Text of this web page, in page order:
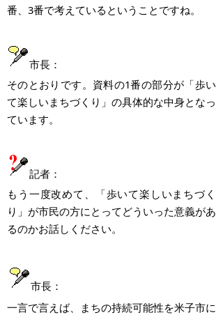
番、3番で考えているということですね。
市長：
そのとおりです。資料の1番の部分が「歩い
て楽しいまちづくり」の具体的な中身となっ
ています。
記者：
もう一度改めて、「歩いて楽しいまちづく
り」が市民の方にとってどういった意義があ
るのかお話しください。
市長：
一言で言えば、まちの持続可能性を米子市に